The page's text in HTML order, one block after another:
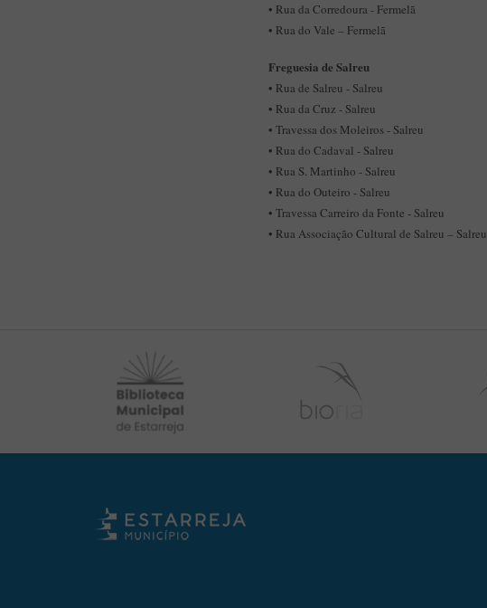
• Rua da Corredoura - Fermelã
• Rua do Vale – Fermelã
Freguesia de Salreu
• Rua de Salreu - Salreu
• Rua da Cruz - Salreu
• Travessa dos Moleiros - Salreu
• Rua do Cadaval - Salreu
• Rua S. Martinho - Salreu
• Rua do Outeiro - Salreu
• Travessa Carreiro da Fonte - Salreu
• Rua Associação Cultural de Salreu – Salreu